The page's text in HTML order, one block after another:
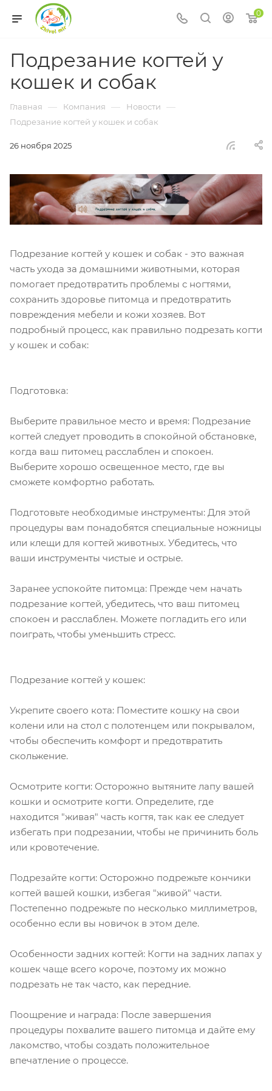
0
Подрезание когтей у
кошек и собак
Главная — Компания — Новости —
Подрезание когтей у кошек и собак
26 ноября 2025
Подрезание когтей у кошек и собак - это важная
часть ухода за домашними животными, которая
помогает предотвратить проблемы с ногтями,
сохранить здоровье питомца и предотвратить
повреждения мебели и кожи хозяев. Вот
подробный процесс, как правильно подрезать когти
у кошек и собак:
Подготовка:
Выберите правильное место и время: Подрезание
когтей следует проводить в спокойной обстановке,
когда ваш питомец расслаблен и спокоен.
Выберите хорошо освещенное место, где вы
сможете комфортно работать.
Подготовьте необходимые инструменты: Для этой
процедуры вам понадобятся специальные ножницы
или клещи для когтей животных. Убедитесь, что
ваши инструменты чистые и острые.
Заранее успокойте питомца: Прежде чем начать
подрезание когтей, убедитесь, что ваш питомец
спокоен и расслаблен. Можете погладить его или
поиграть, чтобы уменьшить стресс.
Подрезание когтей у кошек:
Укрепите своего кота: Поместите кошку на свои
колени или на стол с полотенцем или покрывалом,
чтобы обеспечить комфорт и предотвратить
скольжение.
Осмотрите когти: Осторожно вытяните лапу вашей
кошки и осмотрите когти. Определите, где
находится "живая" часть когтя, так как ее следует
избегать при подрезании, чтобы не причинить боль
или кровотечение.
Подрезайте когти: Осторожно подрежьте кончики
когтей вашей кошки, избегая "живой" части.
Постепенно подрежьте по несколько миллиметров,
особенно если вы новичок в этом деле.
Особенности задних когтей: Когти на задних лапах у
кошек чаще всего короче, поэтому их можно
подрезать не так часто, как передние.
Поощрение и награда: После завершения
процедуры похвалите вашего питомца и дайте ему
лакомство, чтобы создать положительное
впечатление о процессе.